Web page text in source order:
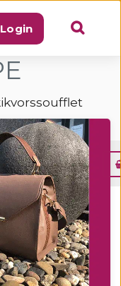
Login
De
hand
handvat.
worden
de ringen op